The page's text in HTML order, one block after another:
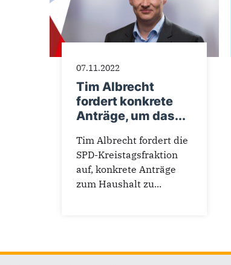
07.11.2022
Tim Albrecht
fordert konkrete
Anträge, um das...
Tim Albrecht fordert die
SPD-Kreistagsfraktion
auf, konkrete Anträge
zum Haushalt zu...